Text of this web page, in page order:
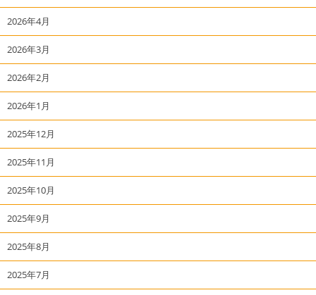
2026年4月
2026年3月
2026年2月
2026年1月
2025年12月
2025年11月
2025年10月
2025年9月
2025年8月
2025年7月